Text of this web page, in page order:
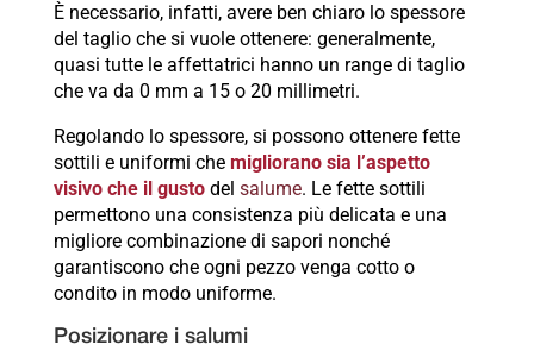
È necessario, infatti, avere ben chiaro lo spessore
del taglio che si vuole ottenere: generalmente,
quasi tutte le affettatrici hanno un range di taglio
che va da 0 mm a 15 o 20 millimetri.
Regolando lo spessore, si possono ottenere fette
sottili e uniformi che migliorano sia l’aspetto
visivo che il gustodel salume. Le fette sottili
permettono una consistenza più delicata e una
migliore combinazione di sapori nonché
garantiscono che ogni pezzo venga cotto o
condito in modo uniforme.
Posizionare i salumi